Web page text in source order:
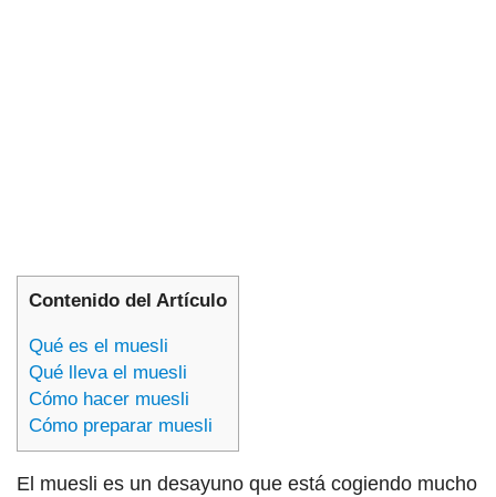
Contenido del Artículo
Qué es el muesli
Qué lleva el muesli
Cómo hacer muesli
Cómo preparar muesli
El muesli es un desayuno que está cogiendo mucho